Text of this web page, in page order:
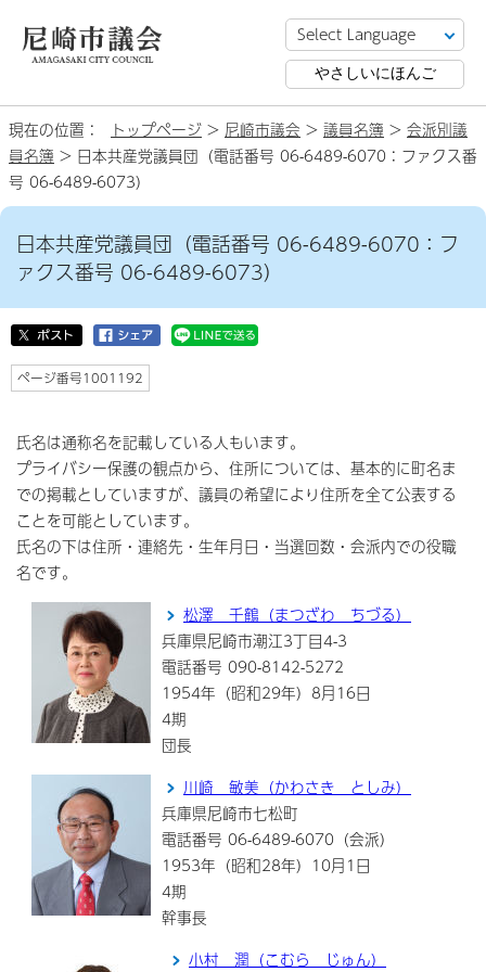
やさしいにほんご
現在の位置： トップページ > 尼崎市議会 > 議員名簿 > 会派別議
員名簿 > 日本共産党議員団（電話番号 06-6489-6070：ファクス番
号 06-6489-6073）
日本共産党議員団（電話番号 06-6489-6070：フ
ァクス番号 06-6489-6073）
ページ番号1001192
氏名は通称名を記載している人もいます。
プライバシー保護の観点から、住所については、基本的に町名ま
での掲載としていますが、議員の希望により住所を全て公表する
ことを可能としています。
氏名の下は住所・連絡先・生年月日・当選回数・会派内での役職
名です。
松澤 千鶴（まつざわ ちづる）
兵庫県尼崎市潮江3丁目4-3
電話番号 090-8142-5272
1954年（昭和29年）8月16日
4期
団長
川崎 敏美（かわさき としみ）
兵庫県尼崎市七松町
電話番号 06-6489-6070（会派）
1953年（昭和28年）10月1日
4期
幹事長
小村 潤（こむら じゅん）